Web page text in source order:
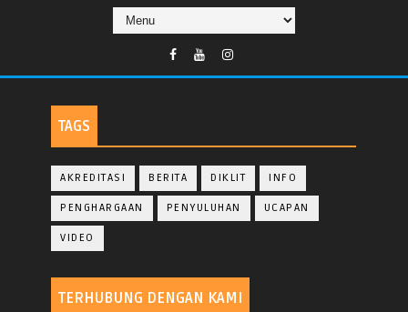
TAGS
AKREDITASI BERITA DIKLIT INFO
PENGHARGAAN PENYULUHAN UCAPAN
VIDEO
TERHUBUNG DENGAN KAMI